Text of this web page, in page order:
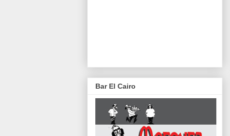
Bar El Cairo